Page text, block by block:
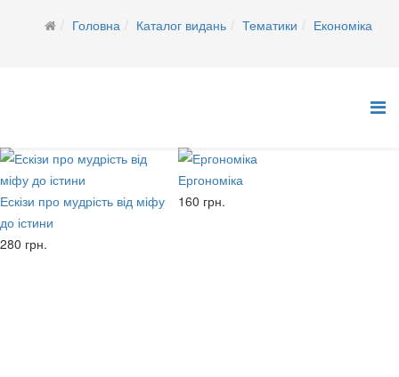
Головна Каталог видань Тематики Економіка
Ескізи про мудрість від міфу
до істини
280 грн.
Ергономіка
160 грн.